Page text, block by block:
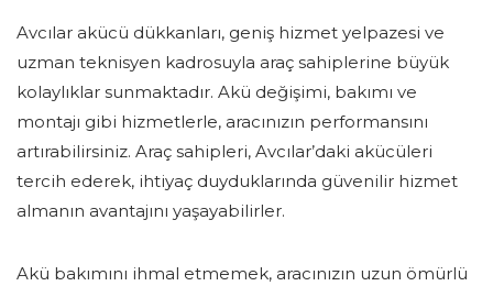
Avcılar akücü dükkanları, geniş hizmet yelpazesi ve
uzman teknisyen kadrosuyla araç sahiplerine büyük
kolaylıklar sunmaktadır. Akü değişimi, bakımı ve
montajı gibi hizmetlerle, aracınızın performansını
artırabilirsiniz. Araç sahipleri, Avcılar’daki akücüleri
tercih ederek, ihtiyaç duyduklarında güvenilir hizmet
almanın avantajını yaşayabilirler.
Akü bakımını ihmal etmemek, aracınızın uzun ömürlü